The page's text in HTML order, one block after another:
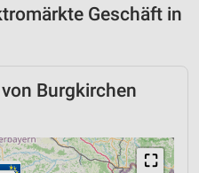
Geschäft in
Burgkirchen
⛶